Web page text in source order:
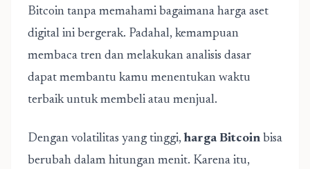
Bitcoin tanpa memahami bagaimana harga aset
digital ini bergerak. Padahal, kemampuan
membaca tren dan melakukan analisis dasar
dapat membantu kamu menentukan waktu
terbaik untuk membeli atau menjual.
Dengan volatilitas yang tinggi, harga Bitcoin bisa
berubah dalam hitungan menit. Karena itu,